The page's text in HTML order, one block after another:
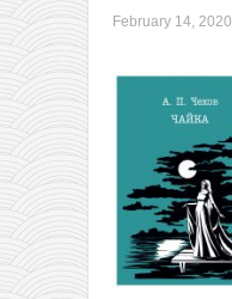
February 14, 2020